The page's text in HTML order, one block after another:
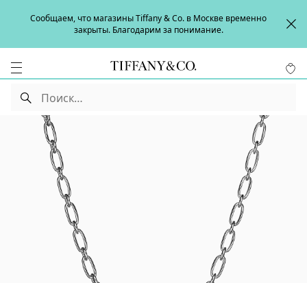
Сообщаем, что магазины Tiffany & Co. в Москве временно
закрыты. Благодарим за понимание.